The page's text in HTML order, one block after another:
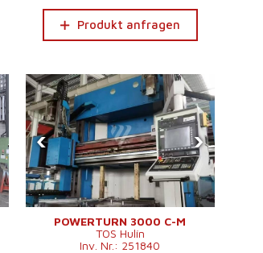
Produkt anfragen
‹ ›
POWERTURN 3000 C-M
TOS Hulín
Inv. Nr.: 251840